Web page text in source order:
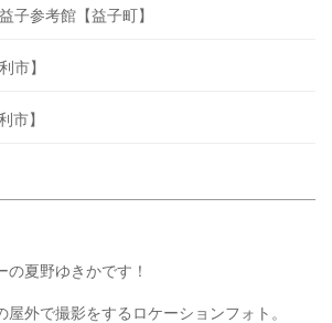
子参考館【益子町】
市】
市】
夏野ゆきかです！
屋外で撮影をするロケーションフォト。